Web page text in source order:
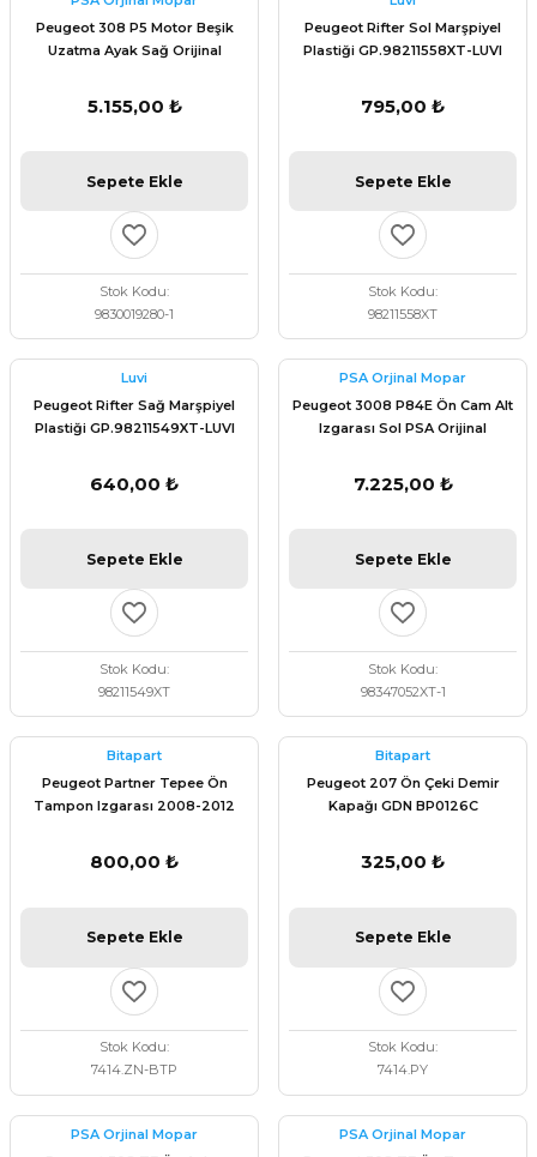
Fren Teli
- Turbo Borusu - Egr - Hava
Şamandıra - Yakıt Hortumu
Takım- Aks - Fren - Direksiyon
Takozu - Amortisör -
- Volan - Vites Kolu+Teli
- Turbo Borusu - Egr - Hava
Şamandıra - Yakıt Hortumu
Fren Teli
- Turbo Borusu - Egr - Hava
Şamandıra - Yakıt Hortumu
- Gaz Fren Teli
- Turbo Borusu - Egr - Hava
Şamandıra - Yakıt Hortumu
Peugeot 308 P5 Motor Beşik
Uzatma Ayak Sağ Orijinal
5.155,00 ₺
Sepete Ekle
Stok Kodu
9830019280-1
Peugeot Rifter Sol Marşpiyel
Plastiği GP.98211558XT-LUVI
795,00 ₺
Sepete Ekle
Stok Kodu
98211558XT
Luvi
Peugeot Rifter Sağ Marşpiyel
Plastiği GP.98211549XT-LUVI
640,00 ₺
Sepete Ekle
Stok Kodu
98211549XT
PSA Orjinal Mopar
Peugeot 3008 P84E Ön Cam Alt
Izgarası Sol PSA Orijinal
7.225,00 ₺
Sepete Ekle
Stok Kodu
98347052XT-1
Bitapart
Peugeot Partner Tepee Ön
Tampon Izgarası 2008-2012
800,00 ₺
Sepete Ekle
Stok Kodu
7414.ZN-BTP
Bitapart
Peugeot 207 Ön Çeki Demir
Kapağı GDN BP0126C
325,00 ₺
Sepete Ekle
Stok Kodu
7414.PY
PSA Orjinal Mopar
PSA Orjinal Mopar